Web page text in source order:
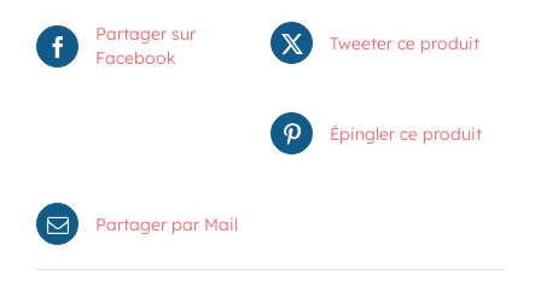
Partager sur
Facebook
Tweeter ce produit
Épingler ce produit
Partager par Mail